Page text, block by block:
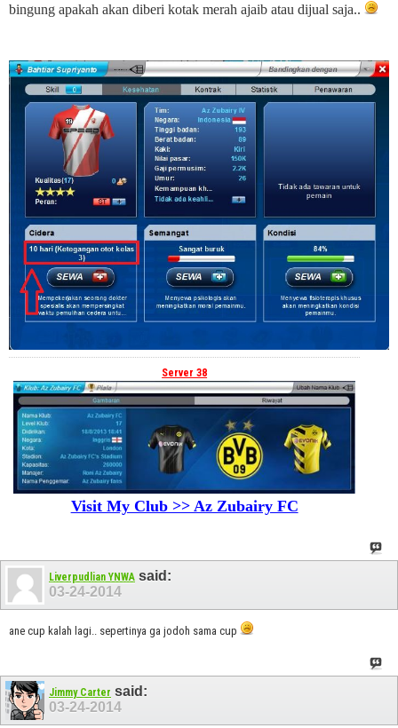
bingung apakah akan diberi kotak merah ajaib atau dijual saja..
Server 38
Visit My Club >> Az Zubairy FC
Liverpudlian YNWA said:
03-24-2014
ane cup kalah lagi.. sepertinya ga jodoh sama cup
Jimmy Carter said:
03-24-2014